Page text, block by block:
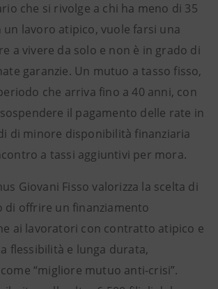
che si rivolge a chi ha meno di 35
un lavoro atipico, vuole farsi una
a vivere da solo e non è in grado di
garanzie. Un mutuo a tasso fisso,
che arriva fino a 40 anni, con
il pagamento delle rate in
di minore disponibilità finanziaria
a tassi aggiuntivi per mora.
Giovani Fisso valorizza la scelta di
di offrire un finanziamento
ai lavoratori con contratto atipico e
flessibilità e lunga durata,
“migliore mutuo anti-crisi”.